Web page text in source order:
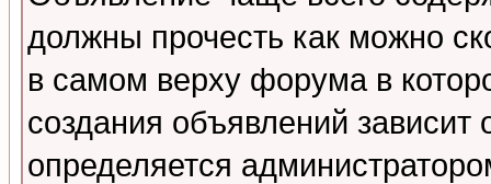
должны прочесть как можно
в самом верху форума в
создания объявлений зависит
определяется